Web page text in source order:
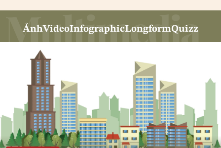
ẢnhVideoInfographicLongformQuizz